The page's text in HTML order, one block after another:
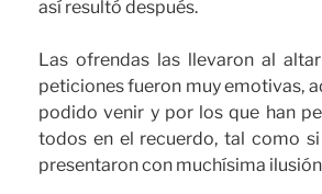
así resultó después.
Las ofrendas las llevaron al
peticiones fueron muy emotivas,
podido venir y por los que han
todos en el recuerdo, tal como
presentaron con muchísima